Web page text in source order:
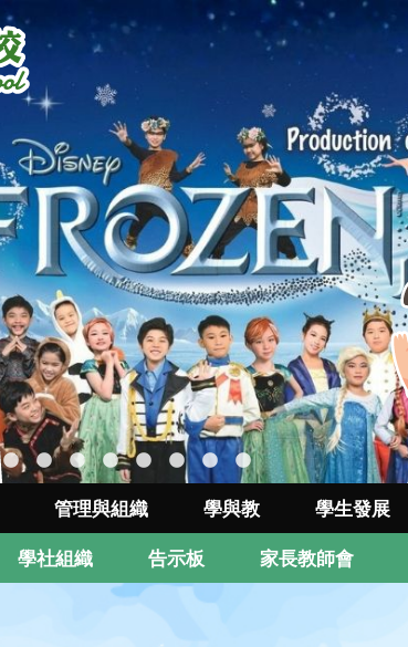
管理與組織 學與教 學生發展
學社組織 告示板 家長教師會